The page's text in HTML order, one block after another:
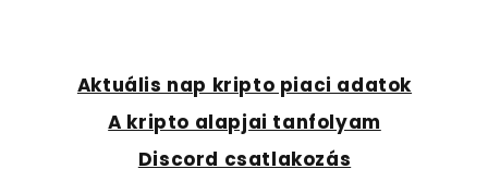
Aktuális nap kripto piaci adatok
A kripto alapjai tanfolyam
Discord csatlakozás